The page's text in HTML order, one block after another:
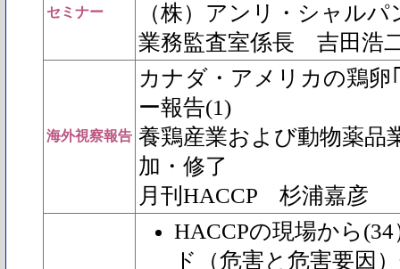
セミナー
（株）アンリ・シャル
業務監査室係長 吉田浩
海外視察報告
カナダ・アメリカの鶏卵
ー報告(1)
養鶏産業および動物薬品
加・修了
月刊HACCP 杉浦嘉彦
HACCPの現場から
ド（危害と危害要因